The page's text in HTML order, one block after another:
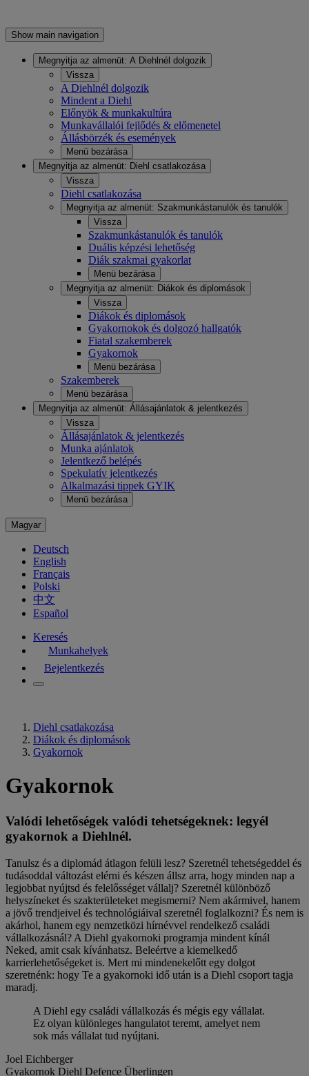
Show main navigation
Megnyitja az almenüt: A Diehlnél dolgozik
Vissza
A Diehlnél dolgozik
Mindent a Diehl
Előnyök & munkakultúra
Munkavállalói fejlődés & előmenetel
Állásbörzék és események
Menü bezárása
Megnyitja az almenüt: Diehl csatlakozása
Vissza
Diehl csatlakozása
Megnyitja az almenüt: Szakmunkástanulók és tanulók
Vissza
Szakmunkástanulók és tanulók
Duális képzési lehetőség
Diák szakmai gyakorlat
Menü bezárása
Megnyitja az almenüt: Diákok és diplomások
Vissza
Diákok és diplomások
Gyakornokok és dolgozó hallgatók
Fiatal szakemberek
Gyakornok
Menü bezárása
Szakemberek
Menü bezárása
Megnyitja az almenüt: Állásajánlatok & jelentkezés
Vissza
Állásajánlatok & jelentkezés
Munka ajánlatok
Jelentkező belépés
Spekulatív jelentkezés
Alkalmazási tippek GYIK
Menü bezárása
Magyar
Deutsch
English
Français
Polski
中文
Español
Keresés
Munkahelyek
Bejelentkezés
Diehl csatlakozása
Diákok és diplomások
Gyakornok
Gyakornok
Valódi lehetőségek valódi tehetségeknek: legyél
gyakornok a Diehlnél.
Tanulsz és a diplomád átlagon felüli lesz? Szeretnél tehetségeddel és
tudásoddal változást elérni és készen állsz arra, hogy minden nap a
legjobbat nyújtsd és felelősséget vállalj? Szeretnél különböző
helyszíneket és szakterületeket megismerni? Nem akármivel, hanem
a jövő trendjeivel és technológiáival szeretnél foglalkozni? És nem is
akárhol, hanem egy nemzetközi hírnévvel rendelkező családi
vállalkozásnál? A Diehl gyakornoki programja mindent kínál
Neked, amit csak kívánhatsz. Beleértve a kiemelkedő
karrierlehetőségeket is. Mert mi mindenekelőtt egy dolgot
szeretnénk: hogy Te a gyakornoki idő után is a Diehl csoport tagja
maradj.
A Diehl egy családi vállalkozás és mégis egy vállalat.
Ez olyan különleges hangulatot teremt, amelyet nem
sok más vállalat tud nyújtani.
Joel Eichberger
Gyakornok Diehl Defence Überlingen